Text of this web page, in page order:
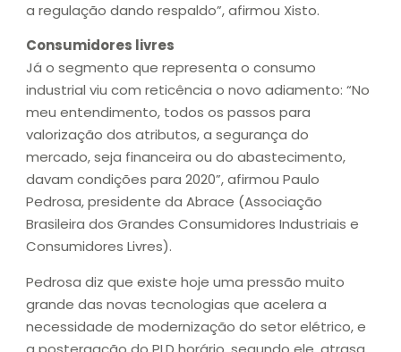
a regulação dando respaldo”, afirmou Xisto.
Consumidores livres
Já o segmento que representa o consumo
industrial viu com reticência o novo adiamento: “No
meu entendimento, todos os passos para
valorização dos atributos, a segurança do
mercado, seja financeira ou do abastecimento,
davam condições para 2020”, afirmou Paulo
Pedrosa, presidente da Abrace (Associação
Brasileira dos Grandes Consumidores Industriais e
Consumidores Livres).
Pedrosa diz que existe hoje uma pressão muito
grande das novas tecnologias que acelera a
necessidade de modernização do setor elétrico, e